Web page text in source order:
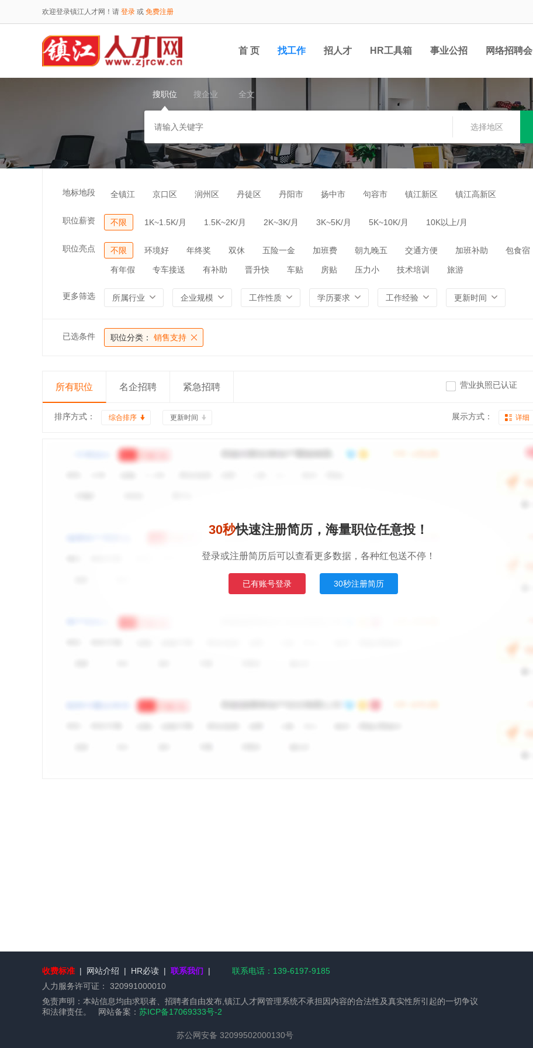
欢迎登录镇江人才网！请 登录 或 免费注册
首 页 找工作 招人才 HR工具箱 事业公招 网络招聘会
搜职位 搜企业 全文
选择地区
地标地段 全镇江 京口区 润州区 丹徒区 丹阳市 扬中市 句容市 镇江新区 镇江高新区
职位薪资 不限 1K~1.5K/月 1.5K~2K/月 2K~3K/月 3K~5K/月 5K~10K/月 10K以上/月
职位亮点 不限 环境好 年终奖 双休 五险一金 加班费 朝九晚五 交通方便 加班补助 包食宿
有年假 专车接送 有补助 晋升快 车贴 房贴 压力小 技术培训 旅游
更多筛选 所属行业 企业规模 工作性质 学历要求 工作经验 更新时间
已选条件 职位分类： 销售支持
所有职位 名企招聘 紧急招聘 营业执照已认证
排序方式： 综合排序 更新时间 展示方式： 详细
30秒快速注册简历，海量职位任意投！
登录或注册简历后可以查看更多数据，各种红包送不停！
已有账号登录 30秒注册简历
收费标准 | 网站介绍 | HR必读 | 联系我们 |
联系电话：139-6197-9185
人力服务许可证：
320991000010
免责声明：本站信息均由求职者、招聘者自由发布,镇江人才网管理系统不承担因内容的合法性及真实性所引起的一切争议
和法律责任。 网站备案： 苏ICP备17069333号-2
苏公网安备 32099502000130号